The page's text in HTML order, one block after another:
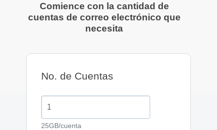
Comience con la cantidad de
cuentas de correo electrónico que
necesita
No. de Cuentas
25GB/cuenta